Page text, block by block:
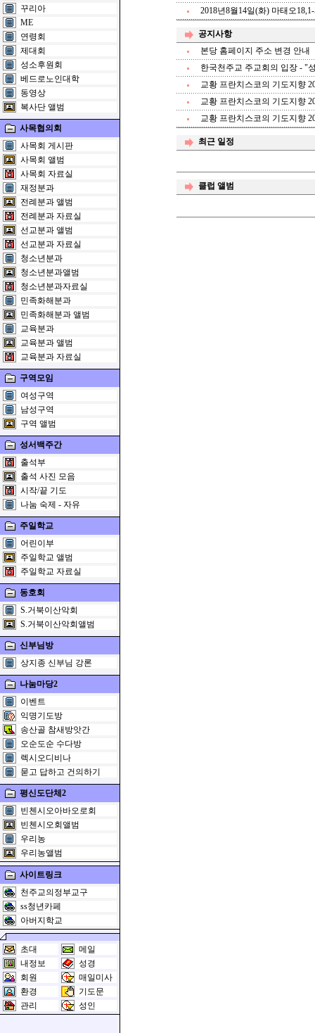
꾸리아
ME
연령회
제대회
성소후원회
베드로노인대학
동영상
복사단 앨범
사목협의회
사목회 게시판
사목회 앨범
사목회 자료실
재정분과
전례분과 앨범
전례분과 자료실
선교분과 앨범
선교분과 자료실
청소년분과
청소년분과앨범
청소년분과자료실
민족화해분과
민족화해분과 앨범
교육분과
교육분과 앨범
교육분과 자료실
구역모임
여성구역
남성구역
구역 앨범
성서백주간
출석부
출석 사진 모음
시작/끝 기도
나눔 숙제 - 자유
주일학교
어린이부
주일학교 앨범
주일학교 자료실
동호회
S.거북이산악회
S.거북이산악회앨범
신부님방
상지종 신부님 강론
나눔마당2
이벤트
익명기도방
송산골 참새방앗간
오순도순 수다방
렉시오디비나
묻고 답하고 건의하기
평신도단체2
빈첸시오아바오로회
빈첸시오회앨범
우리농
우리농앨범
사이트링크
천주교의정부교구
ss청년카페
아버지학교
초대
메일
내정보
성경
회원
매일미사
환경
기도문
관리
성인
2018년8월14일(화) 마태오18,1-
공지사항
본당 홈페이지 주소 변경 안내
한국천주교 주교회의 입장 - "
교황 프란치스코의 기도지향
교황 프란치스코의 기도지향
교황 프란치스코의 기도지향
최근 일정
클럽 앨범